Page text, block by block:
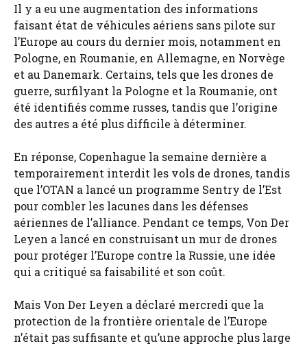
Il y a eu une augmentation des informations
faisant état de véhicules aériens sans pilote sur
l’Europe au cours du dernier mois, notamment en
Pologne, en Roumanie, en Allemagne, en Norvège
et au Danemark. Certains, tels que les drones de
guerre, surfilyant la Pologne et la Roumanie, ont
été identifiés comme russes, tandis que l’origine
des autres a été plus difficile à déterminer.
En réponse, Copenhague la semaine dernière a
temporairement interdit les vols de drones, tandis
que l’OTAN a lancé un programme Sentry de l’Est
pour combler les lacunes dans les défenses
aériennes de l’alliance. Pendant ce temps, Von Der
Leyen a lancé en construisant un mur de drones
pour protéger l’Europe contre la Russie, une idée
qui a critiqué sa faisabilité et son coût.
Mais Von Der Leyen a déclaré mercredi que la
protection de la frontière orientale de l’Europe
n’était pas suffisante et qu’une approche plus large